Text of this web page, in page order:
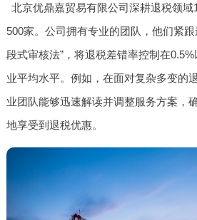
北京优鼎嘉贸易有限公司深耕退税领域
500家。公司拥有专业的团队，他们紧
段式审核法”，将退税差错率控制在
业平均水平。例如，在面对复杂多变的
业团队能够迅速解读并调整服务方案，
地享受到退税优惠。